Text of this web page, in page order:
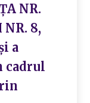
NR.
NR. 8,
a
cadrul